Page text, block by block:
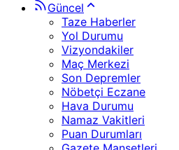
Güncel
Taze Haberler
Yol Durumu
Vizyondakiler
Maç Merkezi
Son Depremler
Nöbetçi Eczane
Hava Durumu
Namaz Vakitleri
Puan Durumları